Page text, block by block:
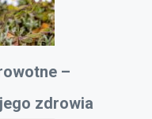
–
zdrowia